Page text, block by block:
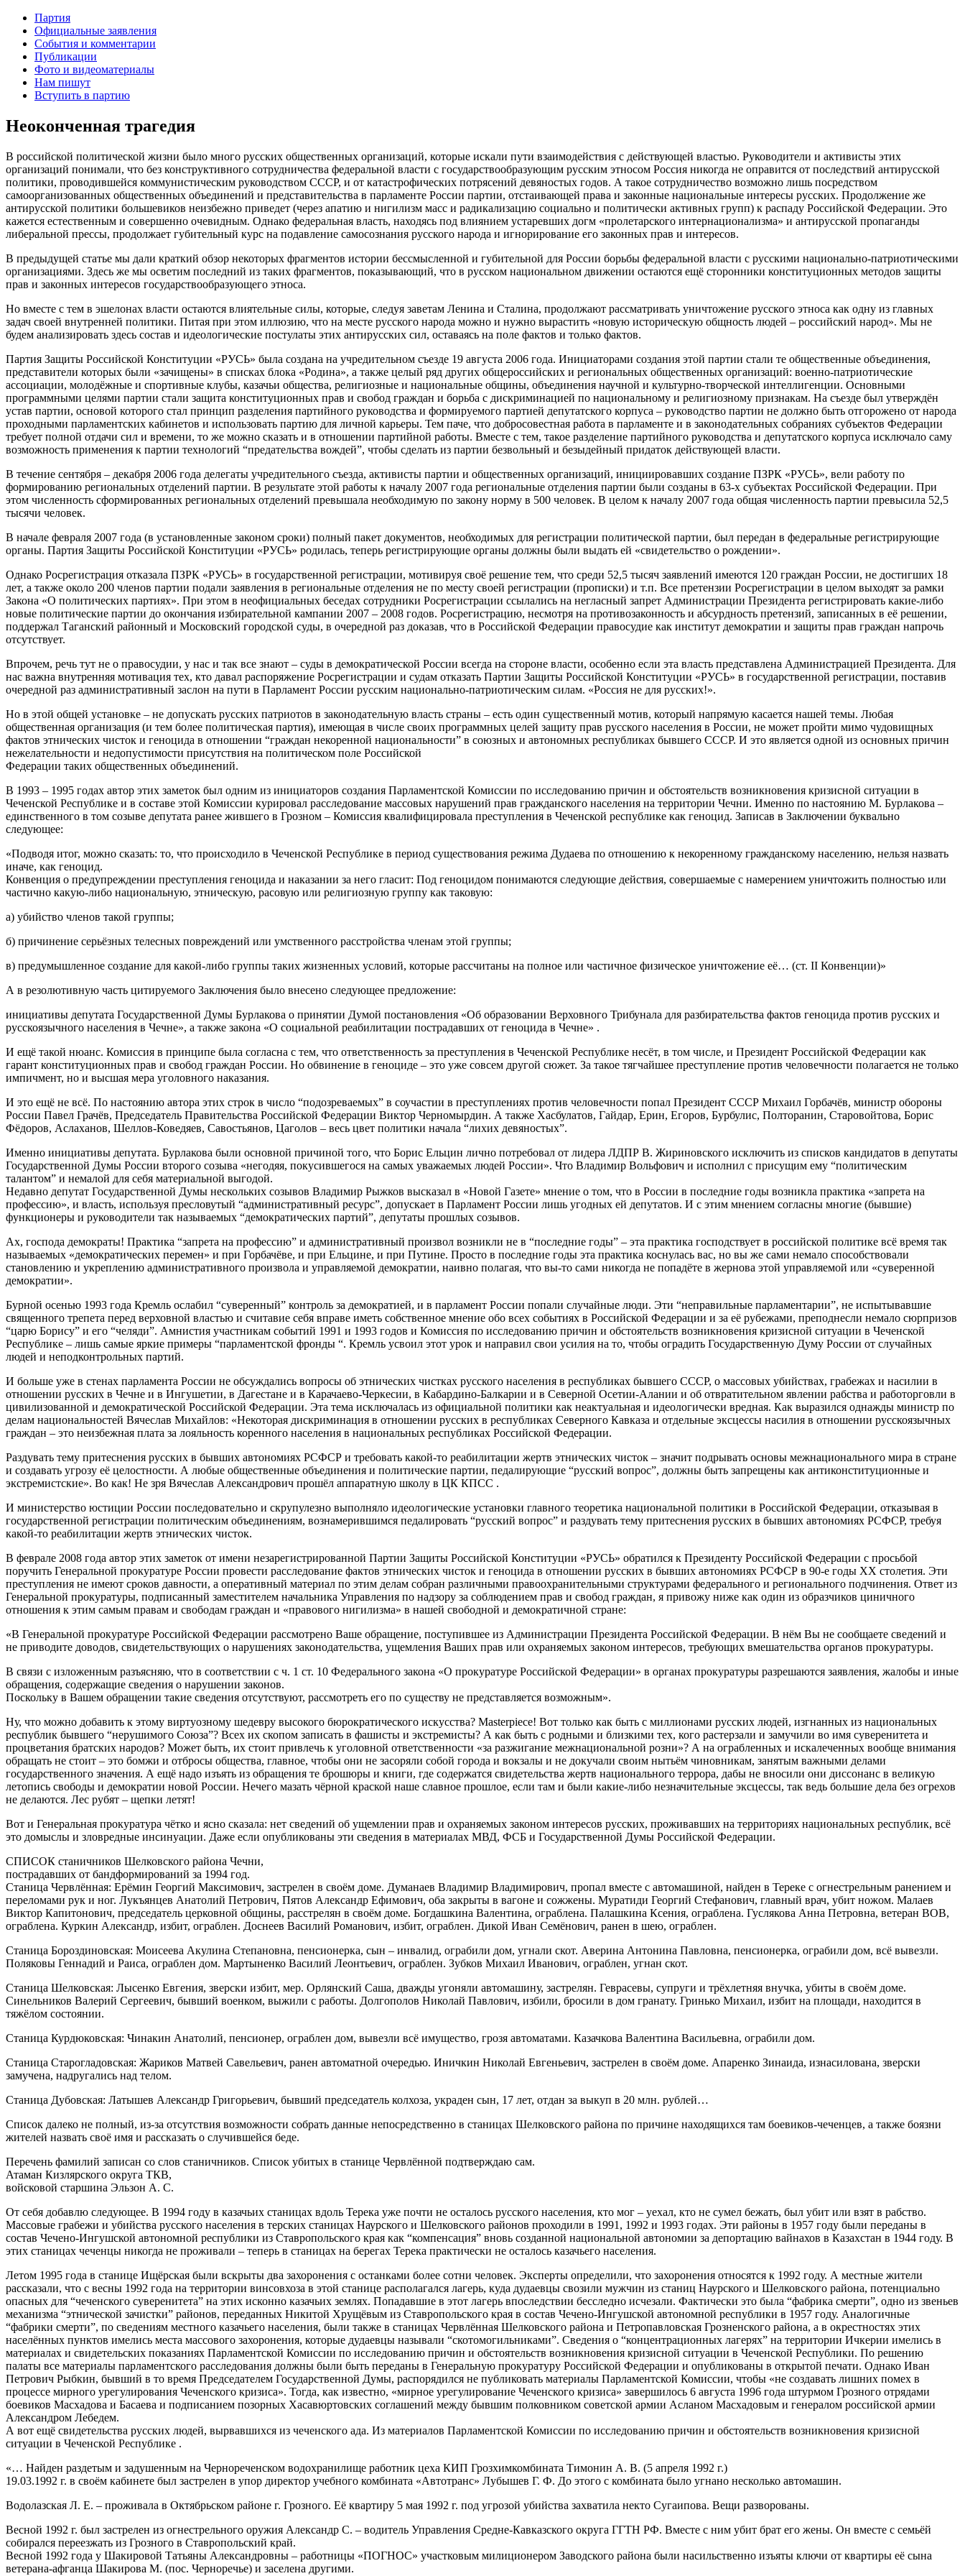
Партия
Официальные заявления
События и комментарии
Публикации
Фото и видеоматериалы
Нам пишут
Вступить в партию
Неоконченная трагедия
В российской политической жизни было много русских общественных организаций, которые искали пути взаимодействия с действующей властью. Руководители и активисты этих
организаций понимали, что без конструктивного сотрудничества федеральной власти с государствообразующим русским этносом Россия никогда не оправится от последствий антирусской
политики, проводившейся коммунистическим руководством СССР, и от катастрофических потрясений девяностых годов. А такое сотрудничество возможно лишь посредством
самоорганизованных общественных объединений и представительства в парламенте России партии, отстаивающей права и законные национальные интересы русских. Продолжение же
антирусской политики большевиков неизбежно приведет (через апатию и нигилизм масс и радикализацию социально и политически активных групп) к распаду Российской Федерации. Это
кажется естественным и совершенно очевидным. Однако федеральная власть, находясь под влиянием устаревших догм «пролетарского интернационализма» и антирусской пропаганды
либеральной прессы, продолжает губительный курс на подавление самосознания русского народа и игнорирование его законных прав и интересов.
В предыдущей статье мы дали краткий обзор некоторых фрагментов истории бессмысленной и губительной для России борьбы федеральной власти с русскими национально-патриотическими
организациями. Здесь же мы осветим последний из таких фрагментов, показывающий, что в русском национальном движении остаются ещё сторонники конституционных методов защиты
прав и законных интересов государствообразующего этноса.
Но вместе с тем в эшелонах власти остаются влиятельные силы, которые, следуя заветам Ленина и Сталина, продолжают рассматривать уничтожение русского этноса как одну из главных
задач своей внутренней политики. Питая при этом иллюзию, что на месте русского народа можно и нужно вырастить «новую историческую общность людей – российский народ». Мы не
будем анализировать здесь состав и идеологические постулаты этих антирусских сил, оставаясь на поле фактов и только фактов.
Партия Защиты Российской Конституции «РУСЬ» была создана на учредительном съезде 19 августа 2006 года. Инициаторами создания этой партии стали те общественные объединения,
представители которых были «зачищены» в списках блока «Родина», а также целый ряд других общероссийских и региональных общественных организаций: военно-патриотические
ассоциации, молодёжные и спортивные клубы, казачьи общества, религиозные и национальные общины, объединения научной и культурно-творческой интеллигенции. Основными
программными целями партии стали защита конституционных прав и свобод граждан и борьба с дискриминацией по национальному и религиозному признакам. На съезде был утверждён
устав партии, основой которого стал принцип разделения партийного руководства и формируемого партией депутатского корпуса – руководство партии не должно быть отгорожено от народа
проходными парламентских кабинетов и использовать партию для личной карьеры. Тем паче, что добросовестная работа в парламенте и в законодательных собраниях субъектов Федерации
требует полной отдачи сил и времени, то же можно сказать и в отношении партийной работы. Вместе с тем, такое разделение партийного руководства и депутатского корпуса исключало саму
возможность применения к партии технологий “предательства вождей”, чтобы сделать из партии безвольный и безыдейный придаток действующей власти.
В течение сентября – декабря 2006 года делегаты учредительного съезда, активисты партии и общественных организаций, инициировавших создание ПЗРК «РУСЬ», вели работу по
формированию региональных отделений партии. В результате этой работы к началу 2007 года региональные отделения партии были созданы в 63-х субъектах Российской Федерации. При
этом численность сформированных региональных отделений превышала необходимую по закону норму в 500 человек. В целом к началу 2007 года общая численность партии превысила 52,5
тысячи человек.
В начале февраля 2007 года (в установленные законом сроки) полный пакет документов, необходимых для регистрации политической партии, был передан в федеральные регистрирующие
органы. Партия Защиты Российской Конституции «РУСЬ» родилась, теперь регистрирующие органы должны были выдать ей «свидетельство о рождении».
Однако Росрегистрация отказала ПЗРК «РУСЬ» в государственной регистрации, мотивируя своё решение тем, что среди 52,5 тысяч заявлений имеются 120 граждан России, не достигших 18
лет, а также около 200 членов партии подали заявления в региональные отделения не по месту своей регистрации (прописки) и т.п. Все претензии Росрегистрации в целом выходят за рамки
Закона «О политических партиях». При этом в неофициальных беседах сотрудники Росрегистрации ссылались на негласный запрет Администрации Президента регистрировать какие-либо
новые политические партии до окончания избирательной кампании 2007 – 2008 годов. Росрегистрацию, несмотря на противозаконность и абсурдность претензий, записанных в её решении,
поддержал Таганский районный и Московский городской суды, в очередной раз доказав, что в Российской Федерации правосудие как институт демократии и защиты прав граждан напрочь
отсутствует.
Впрочем, речь тут не о правосудии, у нас и так все знают – суды в демократической России всегда на стороне власти, особенно если эта власть представлена Администрацией Президента. Для
нас важна внутренняя мотивация тех, кто давал распоряжение Росрегистрации и судам отказать Партии Защиты Российской Конституции «РУСЬ» в государственной регистрации, поставив
очередной раз административный заслон на пути в Парламент России русским национально-патриотическим силам. «Россия не для русских!».
Но в этой общей установке – не допускать русских патриотов в законодательную власть страны – есть один существенный мотив, который напрямую касается нашей темы. Любая
общественная организация (и тем более политическая партия), имеющая в числе своих программных целей защиту прав русского населения в России, не может пройти мимо чудовищных
фактов этнических чисток и геноцида в отношении “граждан некоренной национальности” в союзных и автономных республиках бывшего СССР. И это является одной из основных причин
нежелательности и недопустимости присутствия на политическом поле Российской
Федерации таких общественных объединений.
В 1993 – 1995 годах автор этих заметок был одним из инициаторов создания Парламентской Комиссии по исследованию причин и обстоятельств возникновения кризисной ситуации в
Чеченской Республике и в составе этой Комиссии курировал расследование массовых нарушений прав гражданского населения на территории Чечни. Именно по настоянию М. Бурлакова –
единственного в том созыве депутата ранее жившего в Грозном – Комиссия квалифицировала преступления в Чеченской республике как геноцид. Записав в Заключении буквально
следующее:
«Подводя итог, можно сказать: то, что происходило в Чеченской Республике в период существования режима Дудаева по отношению к некоренному гражданскому населению, нельзя назвать
иначе, как геноцид.
Конвенция о предупреждении преступления геноцида и наказании за него гласит: Под геноцидом понимаются следующие действия, совершаемые с намерением уничтожить полностью или
частично какую-либо национальную, этническую, расовую или религиозную группу как таковую:
а) убийство членов такой группы;
б) причинение серьёзных телесных повреждений или умственного расстройства членам этой группы;
в) предумышленное создание для какой-либо группы таких жизненных условий, которые рассчитаны на полное или частичное физическое уничтожение её… (ст. II Конвенции)»
А в резолютивную часть цитируемого Заключения было внесено следующее предложение:
инициативы депутата Государственной Думы Бурлакова о принятии Думой постановления «Об образовании Верховного Трибунала для разбирательства фактов геноцида против русских и
русскоязычного населения в Чечне», а также закона «О социальной реабилитации пострадавших от геноцида в Чечне» .
И ещё такой нюанс. Комиссия в принципе была согласна с тем, что ответственность за преступления в Чеченской Республике несёт, в том числе, и Президент Российской Федерации как
гарант конституционных прав и свобод граждан России. Но обвинение в геноциде – это уже совсем другой сюжет. За такое тягчайшее преступление против человечности полагается не только
импичмент, но и высшая мера уголовного наказания.
И это ещё не всё. По настоянию автора этих строк в число “подозреваемых” в соучастии в преступлениях против человечности попал Президент СССР Михаил Горбачёв, министр обороны
России Павел Грачёв, Председатель Правительства Российской Федерации Виктор Черномырдин. А также Хасбулатов, Гайдар, Ерин, Егоров, Бурбулис, Полторанин, Старовойтова, Борис
Фёдоров, Аслаханов, Шеллов-Коведяев, Савостьянов, Цаголов – весь цвет политики начала “лихих девяностых”.
Именно инициативы депутата. Бурлакова были основной причиной того, что Борис Ельцин лично потребовал от лидера ЛДПР В. Жириновского исключить из списков кандидатов в депутаты
Государственной Думы России второго созыва «негодяя, покусившегося на самых уважаемых людей России». Что Владимир Вольфович и исполнил с присущим ему “политическим
талантом” и немалой для себя материальной выгодой.
Недавно депутат Государственной Думы нескольких созывов Владимир Рыжков высказал в «Новой Газете» мнение о том, что в России в последние годы возникла практика «запрета на
профессию», и власть, используя пресловутый “административный ресурс”, допускает в Парламент России лишь угодных ей депутатов. И с этим мнением согласны многие (бывшие)
функционеры и руководители так называемых “демократических партий”, депутаты прошлых созывов.
Ах, господа демократы! Практика “запрета на профессию” и административный произвол возникли не в “последние годы” – эта практика господствует в российской политике всё время так
называемых «демократических перемен» и при Горбачёве, и при Ельцине, и при Путине. Просто в последние годы эта практика коснулась вас, но вы же сами немало способствовали
становлению и укреплению административного произвола и управляемой демократии, наивно полагая, что вы-то сами никогда не попадёте в жернова этой управляемой или «суверенной
демократии».
Бурной осенью 1993 года Кремль ослабил “суверенный” контроль за демократией, и в парламент России попали случайные люди. Эти “неправильные парламентарии”, не испытывавшие
священного трепета перед верховной властью и считавие себя вправе иметь собственное мнение обо всех событиях в Российской Федерации и за её рубежами, преподнесли немало сюрпризов
“царю Борису” и его “челяди”. Амнистия участникам событий 1991 и 1993 годов и Комиссия по исследованию причин и обстоятельств возникновения кризисной ситуации в Чеченской
Республике – лишь самые яркие примеры “парламентской фронды “. Кремль усвоил этот урок и направил свои усилия на то, чтобы оградить Государственную Думу России от случайных
людей и неподконтрольных партий.
И больше уже в стенах парламента России не обсуждались вопросы об этнических чистках русского населения в республиках бывшего СССР, о массовых убийствах, грабежах и насилии в
отношении русских в Чечне и в Ингушетии, в Дагестане и в Карачаево-Черкесии, в Кабардино-Балкарии и в Северной Осетии-Алании и об отвратительном явлении рабства и работорговли в
цивилизованной и демократической Российской Федерации. Эта тема исключалась из официальной политики как неактуальная и идеологически вредная. Как выразился однажды министр по
делам национальностей Вячеслав Михайлов: «Некоторая дискриминация в отношении русских в республиках Северного Кавказа и отдельные эксцессы насилия в отношении русскоязычных
граждан – это неизбежная плата за лояльность коренного населения в национальных республиках Российской Федерации.
Раздувать тему притеснения русских в бывших автономиях РСФСР и требовать какой-то реабилитации жертв этнических чисток – значит подрывать основы межнационального мира в стране
и создавать угрозу её целостности. А любые общественные объединения и политические партии, педалирующие “русский вопрос”, должны быть запрещены как антиконституционные и
экстремистские». Во как! Не зря Вячеслав Александрович прошёл аппаратную школу в ЦК КПСС .
И министерство юстиции России последовательно и скрупулезно выполняло идеологические установки главного теоретика национальной политики в Российской Федерации, отказывая в
государственной регистрации политическим объединениям, вознамерившимся педалировать “русский вопрос” и раздувать тему притеснения русских в бывших автономиях РСФСР, требуя
какой-то реабилитации жертв этнических чисток.
В феврале 2008 года автор этих заметок от имени незарегистрированной Партии Защиты Российской Конституции «РУСЬ» обратился к Президенту Российской Федерации с просьбой
поручить Генеральной прокуратуре России провести расследование фактов этнических чисток и геноцида в отношении русских в бывших автономиях РСФСР в 90-е годы ХХ столетия. Эти
преступления не имеют сроков давности, а оперативный материал по этим делам собран различными правоохранительными структурами федерального и регионального подчинения. Ответ из
Генеральной прокуратуры, подписанный заместителем начальника Управления по надзору за соблюдением прав и свобод граждан, я привожу ниже как один из образчиков циничного
отношения к этим самым правам и свободам граждан и «правового нигилизма» в нашей свободной и демократичной стране:
«В Генеральной прокуратуре Российской Федерации рассмотрено Ваше обращение, поступившее из Администрации Президента Российской Федерации. В нём Вы не сообщаете сведений и
не приводите доводов, свидетельствующих о нарушениях законодательства, ущемления Ваших прав или охраняемых законом интересов, требующих вмешательства органов прокуратуры.
В связи с изложенным разъясняю, что в соответствии с ч. 1 ст. 10 Федерального закона «О прокуратуре Российской Федерации» в органах прокуратуры разрешаются заявления, жалобы и иные
обращения, содержащие сведения о нарушении законов.
Поскольку в Вашем обращении такие сведения отсутствуют, рассмотреть его по существу не представляется возможным».
Ну, что можно добавить к этому виртуозному шедевру высокого бюрократического искусства? Masterpiece! Вот только как быть с миллионами русских людей, изгнанных из национальных
республик бывшего “нерушимого Союза”? Всех их скопом записать в фашисты и экстремисты? А как быть с родными и близкими тех, кого растерзали и замучили во имя суверенитета и
процветания братских народов? Может быть, их стоит привлечь к уголовной ответственности «за разжигание межнациональной розни»? А на ограбленных и искалеченных вообще внимания
обращать не стоит – это бомжи и отбросы общества, главное, чтобы они не засоряли собой города и вокзалы и не докучали своим нытьём чиновникам, занятым важными делами
государственного значения. А ещё надо изъять из обращения те брошюры и книги, где содержатся свидетельства жертв национального террора, дабы не вносили они диссонанс в великую
летопись свободы и демократии новой России. Нечего мазать чёрной краской наше славное прошлое, если там и были какие-либо незначительные эксцессы, так ведь большие дела без огрехов
не делаются. Лес рубят – щепки летят!
Вот и Генеральная прокуратура чётко и ясно сказала: нет сведений об ущемлении прав и охраняемых законом интересов русских, проживавших на территориях национальных республик, всё
это домыслы и зловредные инсинуации. Даже если опубликованы эти сведения в материалах МВД, ФСБ и Государственной Думы Российской Федерации.
СПИСОК станичников Шелковского района Чечни,
пострадавших от бандформирований за 1994 год.
Станица Червлённая: Ерёмин Георгий Максимович, застрелен в своём доме. Думанаев Владимир Владимирович, пропал вместе с автомашиной, найден в Тереке с огнестрельным ранением и
переломами рук и ног. Лукъянцев Анатолий Петрович, Пятов Александр Ефимович, оба закрыты в вагоне и сожжены. Муратиди Георгий Стефанович, главный врач, убит ножом. Малаев
Виктор Капитонович, председатель церковной общины, расстрелян в своём доме. Богдашкина Валентина, ограблена. Палашкина Ксения, ограблена. Гуслякова Анна Петровна, ветеран ВОВ,
ограблена. Куркин Александр, избит, ограблен. Доснеев Василий Романович, избит, ограблен. Дикой Иван Семёнович, ранен в шею, ограблен.
Станица Бороздиновская: Моисеева Акулина Степановна, пенсионерка, сын – инвалид, ограбили дом, угнали скот. Аверина Антонина Павловна, пенсионерка, ограбили дом, всё вывезли.
Поляковы Геннадий и Раиса, ограблен дом. Мартыненко Василий Леонтьевич, ограблен. Зубков Михаил Иванович, ограблен, угнан скот.
Станица Шелковская: Лысенко Евгения, зверски избит, мер. Орлянский Саша, дважды угоняли автомашину, застрелян. Геврасевы, супруги и трёхлетняя внучка, убиты в своём доме.
Синельников Валерий Сергеевич, бывший военком, выжили с работы. Долгополов Николай Павлович, избили, бросили в дом гранату. Гринько Михаил, избит на площади, находится в
тяжёлом состоянии.
Станица Курдюковская: Чинакин Анатолий, пенсионер, ограблен дом, вывезли всё имущество, грозя автоматами. Казачкова Валентина Васильевна, ограбили дом.
Станица Старогладовская: Жариков Матвей Савельевич, ранен автоматной очередью. Иничкин Николай Евгеньевич, застрелен в своём доме. Апаренко Зинаида, изнасилована, зверски
замучена, надругались над телом.
Станица Дубовская: Латышев Александр Григорьевич, бывший председатель колхоза, украден сын, 17 лет, отдан за выкуп в 20 млн. рублей…
Список далеко не полный, из-за отсутствия возможности собрать данные непосредственно в станицах Шелковского района по причине находящихся там боевиков-чеченцев, а также боязни
жителей назвать своё имя и рассказать о случившейся беде.
Перечень фамилий записан со слов станичников. Список убитых в станице Червлённой подтверждаю сам.
Атаман Кизлярского округа ТКВ,
войсковой старшина Эльзон А. С.
От себя добавлю следующее. В 1994 году в казачьих станицах вдоль Терека уже почти не осталось русского населения, кто мог – уехал, кто не сумел бежать, был убит или взят в рабство.
Массовые грабежи и убийства русского населения в терских станицах Наурского и Шелковского районов проходили в 1991, 1992 и 1993 годах. Эти районы в 1957 году были переданы в
состав Чечено-Ингушской автономной республики из Ставропольского края как “компенсация” вновь созданной национальной автономии за депортацию вайнахов в Казахстан в 1944 году. В
этих станицах чеченцы никогда не проживали – теперь в станицах на берегах Терека практически не осталось казачьего населения.
Летом 1995 года в станице Ищёрская были вскрыты два захоронения с останками более сотни человек. Эксперты определили, что захоронения относятся к 1992 году. А местные жители
рассказали, что с весны 1992 года на территории винсовхоза в этой станице располагался лагерь, куда дудаевцы свозили мужчин из станиц Наурского и Шелковского района, потенциально
опасных для “чеченского суверенитета” на этих исконно казачьих землях. Попадавшие в этот лагерь впоследствии бесследно исчезали. Фактически это была “фабрика смерти”, одно из звеньев
механизма “этнической зачистки” районов, переданных Никитой Хрущёвым из Ставропольского края в состав Чечено-Ингушской автономной республики в 1957 году. Аналогичные
“фабрики смерти”, по сведениям местного казачьего населения, были также в станицах Червлённая Шелковского района и Петропавловская Грозненского района, а в окрестностях этих
населённых пунктов имелись места массового захоронения, которые дудаевцы называли “скотомогильниками”. Сведения о “концентрационных лагерях” на территории Ичкерии имелись в
материалах и свидетельских показаниях Парламентской Комиссии по исследованию причин и обстоятельств возникновения кризисной ситуации в Чеченской Республики. По решению
палаты все материалы парламентского расследования должны были быть переданы в Генеральную прокуратуру Российской Федерации и опубликованы в открытой печати. Однако Иван
Петрович Рыбкин, бывший в то время Председателем Государственной Думы, распорядился не публиковать материалы Парламентской Комиссии, чтобы «не создавать лишних помех в
процессе мирного урегулирования Чеченского кризиса». Тогда, как известно, «мирное урегулирование Чеченского кризиса» завершилось 6 августа 1996 года штурмом Грозного отрядами
боевиков Масхадова и Басаева и подписанием позорных Хасавюртовских соглашений между бывшим полковником советской армии Асланом Масхадовым и генералом российской армии
Александром Лебедем.
А вот ещё свидетельства русских людей, вырвавшихся из чеченского ада. Из материалов Парламентской Комиссии по исследованию причин и обстоятельств возникновения кризисной
ситуации в Чеченской Республике .
«… Найден раздетым и задушенным на Чернореченском водохранилище работник цеха КИП Грозхимкомбината Тимонин А. В. (5 апреля 1992 г.)
19.03.1992 г. в своём кабинете был застрелен в упор директор учебного комбината «Автотранс» Лубышев Г. Ф. До этого с комбината было угнано несколько автомашин.
Водолазская Л. Е. – проживала в Октябрьском районе г. Грозного. Её квартиру 5 мая 1992 г. под угрозой убийства захватила некто Сугаипова. Вещи разворованы.
Весной 1992 г. был застрелен из огнестрельного оружия Александр С. – водитель Управления Средне-Кавказского округа ГГТН РФ. Вместе с ним убит брат его жены. Он вместе с семьёй
собирался переезжать из Грозного в Ставропольский край.
Весной 1992 года у Шакировой Татьяны Александровны – работницы «ПОГНОС» участковым милиционером Заводского района были насильственно изъяты ключи от квартиры её сына
ветерана-афганца Шакирова М. (пос. Черноречье) и заселена другими.